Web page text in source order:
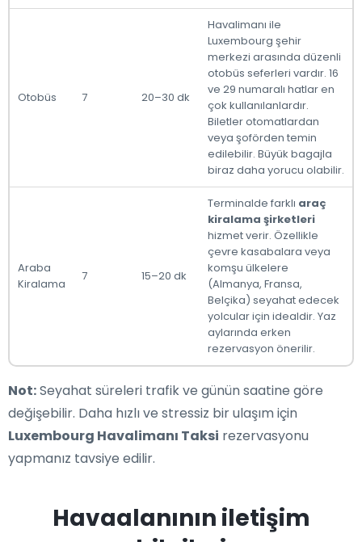
Otobüs 7 20–30 dk
Havalimanı ile
Luxembourg şehir
merkezi arasında düzenli
otobüs seferleri vardır. 16
ve 29 numaralı hatlar en
çok kullanılanlardır.
Biletler otomatlardan
veya şoförden temin
edilebilir. Büyük bagajla
biraz daha yorucu olabilir.
Araba
Kiralama
7 15–20 dk
Terminalde farklı araç
kiralama şirketleri
hizmet verir. Özellikle
çevre kasabalara veya
komşu ülkelere
(Almanya, Fransa,
Belçika) seyahat edecek
yolcular için idealdir. Yaz
aylarında erken
rezervasyon önerilir.
Not:Seyahat süreleri trafik ve günün saatine göre
değişebilir. Daha hızlı ve stressiz bir ulaşım için
Luxembourg Havalimanı Taksi rezervasyonu
yapmanız tavsiye edilir.
Havaalanının iletişim